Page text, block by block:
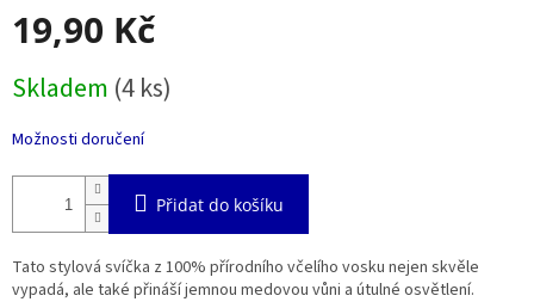
19,90 Kč
cena:
Skladem (4 ks)
Možnosti doručení
Přidat do košíku
Tato stylová svíčka z 100% přírodního včelího vosku nejen skvěle
vypadá, ale také přináší jemnou medovou vůni a útulné osvětlení.